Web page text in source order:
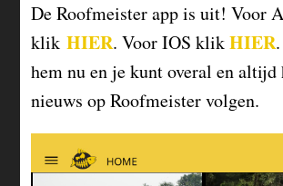
De Roofmeister app is uit! Voor
klikHIER. Voor IOS klikHIER
hem nu en je kunt overal en altijd
nieuws op Roofmeister volgen.